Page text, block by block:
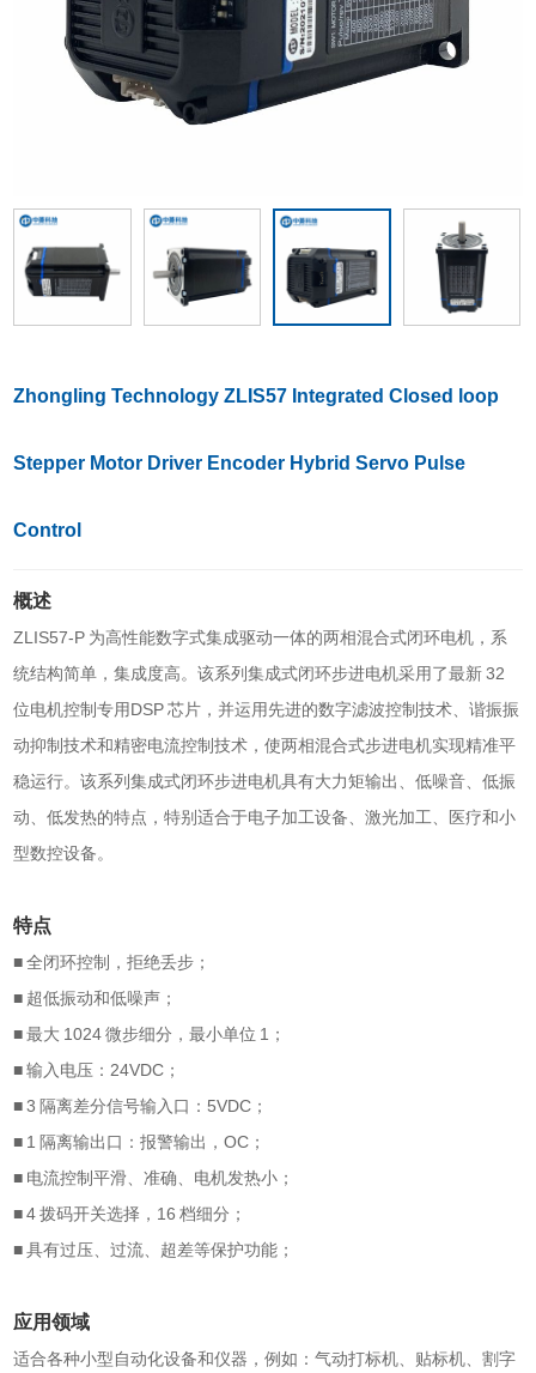
Zhongling Technology ZLIS57 Integrated Closed loop
Stepper Motor Driver Encoder Hybrid Servo Pulse
Control
概述
ZLIS57-P 为高性能数字式集成驱动一体的两相混合式闭环电机，系
统结构简单，集成度高。该系列集成式闭环步进电机采用了最新 32
位电机控制专用DSP 芯片，并运用先进的数字滤波控制技术、谐振振
动抑制技术和精密电流控制技术，使两相混合式步进电机实现精准平
稳运行。该系列集成式闭环步进电机具有大力矩输出、低噪音、低振
动、低发热的特点，特别适合于电子加工设备、激光加工、医疗和小
型数控设备。
特点
■ 全闭环控制，拒绝丢步；
■ 超低振动和低噪声；
■ 最大 1024 微步细分，最小单位 1；
■ 输入电压：24VDC；
■ 3 隔离差分信号输入口：5VDC；
■ 1 隔离输出口：报警输出，OC；
■ 电流控制平滑、准确、电机发热小；
■ 4 拨码开关选择，16 档细分；
■ 具有过压、过流、超差等保护功能；
应用领域
适合各种小型自动化设备和仪器，例如：气动打标机、贴标机、割字